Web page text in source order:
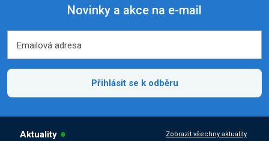
Novinky a akce na e-mail
Emailová adresa
Přihlásit se k odběru
Aktuality Zobrazit všechny aktuality